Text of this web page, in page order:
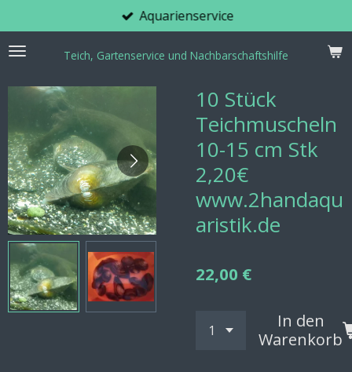
Hauptinhalt
springen
Teich, Gartenservice und Nachbarschaftshilfe
Aquarienservice
10 Stück
Teichmuscheln
10-15 cm Stk
2,20€
www.2handaqu
aristik.de
22,00 €
In den
Warenkorb